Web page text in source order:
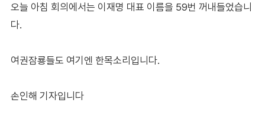
오늘 아침 회의에서는 이재명 대표 이름을 59번 꺼내들었습니
다.
여권잠룡들도 여기엔 한목소리입니다.
손인해 기자입니다